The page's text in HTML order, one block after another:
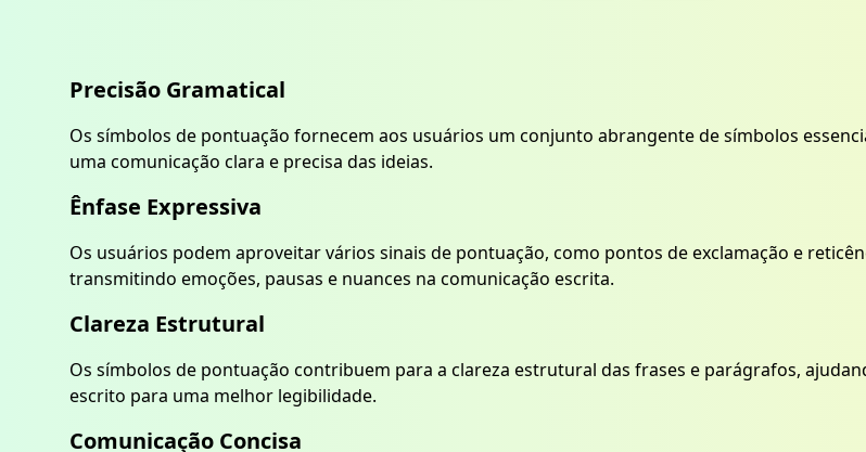
Precisão Gramatical
Os símbolos de pontuação fornecem aos usuários um conjunto abrangente de símbolos
uma comunicação clara e precisa das ideias.
Ênfase Expressiva
Os usuários podem aproveitar vários sinais de pontuação, como pontos de exclamação e
transmitindo emoções, pausas e nuances na comunicação escrita.
Clareza Estrutural
Os símbolos de pontuação contribuem para a clareza estrutural das frases e parágrafos,
escrito para uma melhor legibilidade.
Comunicação Concisa